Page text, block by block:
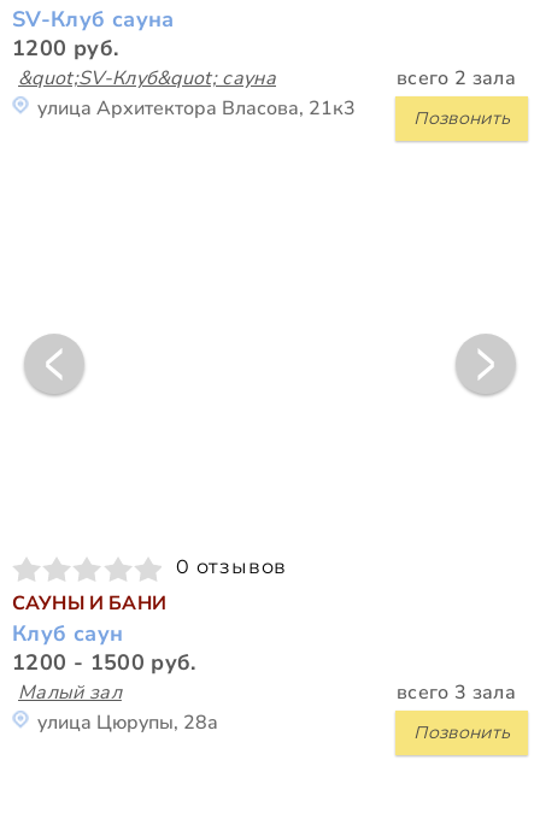
SV-Клуб сауна
1200 руб.
&quot;SV-Клуб&quot; сауна всего 2 зала
Позвонить
улица Архитектора Власова, 21к3
0 отзывов
САУНЫ И БАНИ
Клуб саун
1200 - 1500 руб.
Малый зал всего 3 зала
Позвонить
улица Цюрупы, 28а